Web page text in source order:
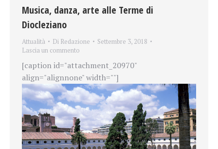
Musica, danza, arte alle Terme di
Diocleziano
Attualità Di Redazione
Settembre 3, 2018
Lascia un commento
[caption id="attachment_20970"
align="alignnone" width=""]